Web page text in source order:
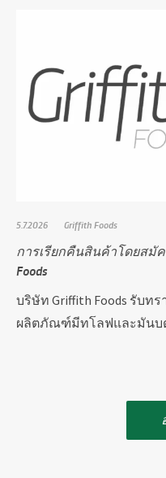
5.7.2026 Griffith Foods
การเรียกคืนสินค้าโดยสมั
Foods
บริษัท Griffith Foods รับทร
ผลิตภัณฑ์มีทโลฟและมันบด